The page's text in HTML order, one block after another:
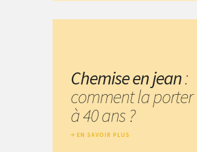
Chemise en jean:
comment la porter
à 40 ans ?
EN SAVOIR PLUS